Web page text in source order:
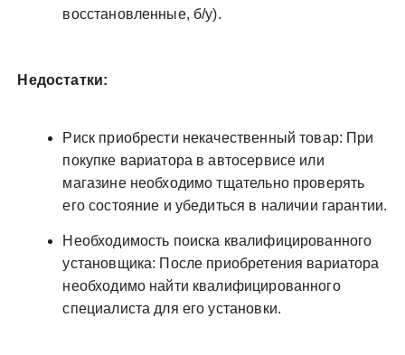
восстановленные, б/у).
Недостатки:
Риск приобрести некачественный товар: При
покупке вариатора в автосервисе или
магазине необходимо тщательно проверять
его состояние и убедиться в наличии гарантии.
Необходимость поиска квалифицированного
установщика: После приобретения вариатора
необходимо найти квалифицированного
специалиста для его установки.